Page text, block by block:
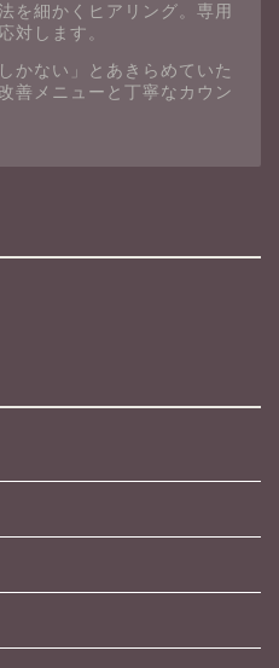
を細かくヒアリング。専用
対します。
かない」とあきらめていた
善メニューと丁寧なカウン